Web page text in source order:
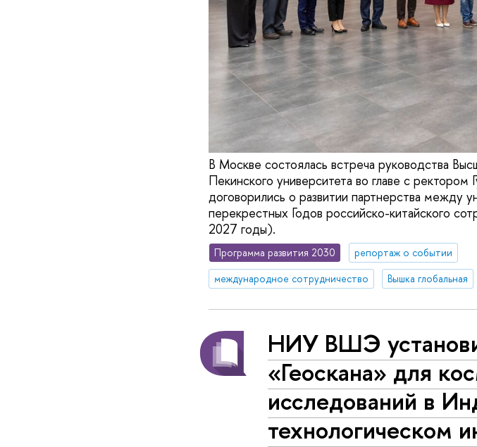
В Москве состоялась встреча руководства
Пекинского университета во главе с
договорились о развитии партнерства между
перекрестных Годов российско-китайского
2027 годы).
Программа развития 2030
репортаж о событии
международное сотрудничество
Вышка глобальная
НИУ ВШЭ
«Геоскана» для
исследований в
технологическом